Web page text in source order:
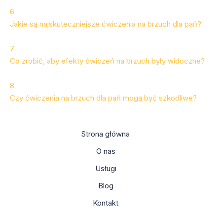
6
Jakie są najskuteczniejsze ćwiczenia na brzuch dla pań?
7
Co zrobić, aby efekty ćwiczeń na brzuch były widoczne?
8
Czy ćwiczenia na brzuch dla pań mogą być szkodliwe?
Strona główna
O nas
Usługi
Blog
Kontakt